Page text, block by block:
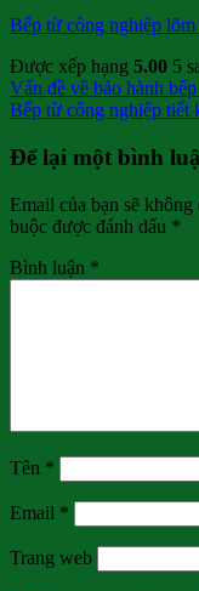
Bếp từ công nghiệp lõm
Được xếp hạng 5.00 5
Vấn đề về bảo hành
Bếp từ công nghiệp tiết
Để lại một bình
Email của bạn sẽ
buộc được đánh dấu *
Bình luận *
Tên *
Email *
Trang web